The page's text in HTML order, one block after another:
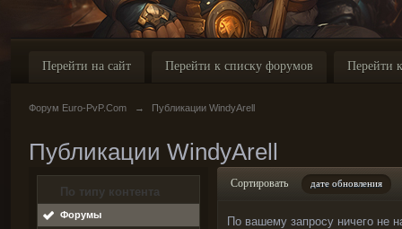
Перейти на сайт Перейти к списку форумов Перейти
Форум Euro-PvP.Com → Публикации WindyArell
Публикации WindyArell
По типу контента
Форумы
Сортировать дате обновления
По вашему запросу ничего не